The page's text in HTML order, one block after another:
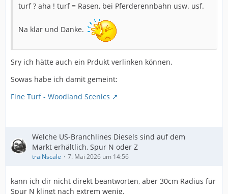
turf ? aha ! turf = Rasen, bei Pferderennbahn usw. usf.
Na klar und Danke.
Sry ich hätte auch ein Prdukt verlinken können.
Sowas habe ich damit gemeint:
Fine Turf - Woodland Scenics
Welche US-Branchlines Diesels sind auf dem
Markt erhältlich, Spur N oder Z
traiNscale 7. Mai 2026 um 14:56
kann ich dir nicht direkt beantworten, aber 30cm Radius für
Spur N klingt nach extrem wenig.